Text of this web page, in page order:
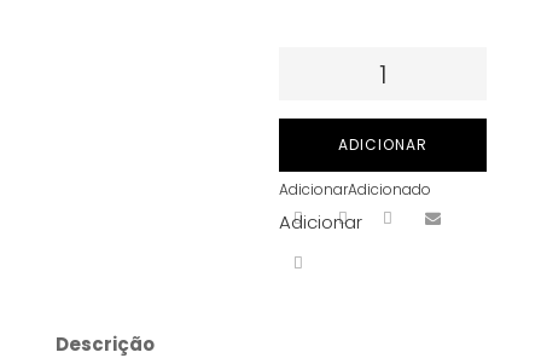
Quantidade
1
v2
30
ADICIONAR
AdicionarAdicionado
Adicionar
Descrição